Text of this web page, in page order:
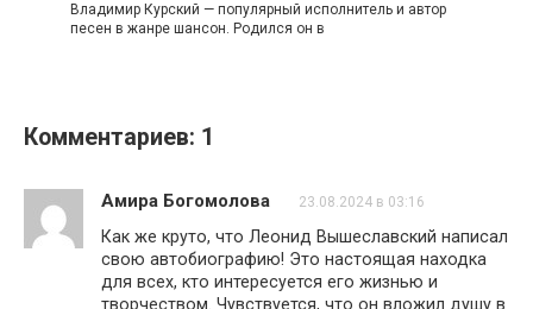
Владимир Курский — популярный исполнитель и автор
песен в жанре шансон. Родился он в
Комментариев: 1
Амира Богомолова 23.08.2024 в 03:16
Как же круто, что Леонид Вышеславский написал
свою автобиографию! Это настоящая находка
для всех, кто интересуется его жизнью и
творчеством. Чувствуется, что он вложил душу в